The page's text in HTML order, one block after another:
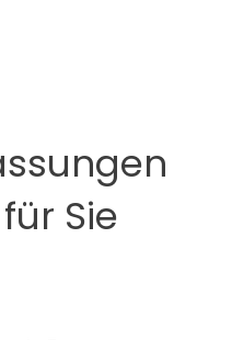
Sie